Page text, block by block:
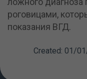
роговицами,
показания ВГД.
Created: 01/